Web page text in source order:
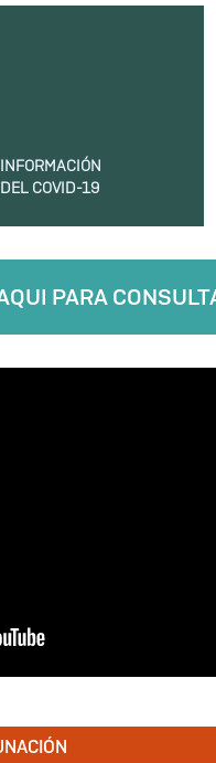
INFORMACIÓN
DEL COVID-19
PARA